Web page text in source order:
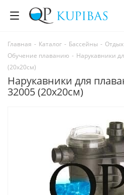
Главная - Каталог - Бассейны -
Обучение плаванию - Нарукавники
(20x20см)
Нарукавники для
32005 (20x20см)